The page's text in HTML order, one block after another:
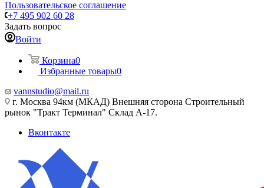
Пользовательское соглашение
+7 495 902 60 28
Задать вопрос
Войти
Корзина0
Избранные товары0
vannstudio@mail.ru
г. Москва 94км (МКАД) Внешняя сторона Строительный
рынок "Тракт Терминал" Склад А-17.
Вконтакте